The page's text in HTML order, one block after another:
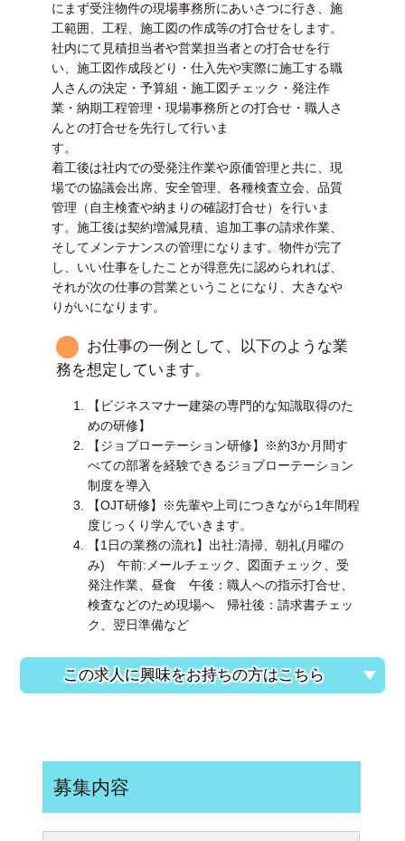
にまず受注物件の現場事務所にあいさつに行き、施
工範囲、工程、施工図の作成等の打合せをします。
社内にて見積担当者や営業担当者との打合せを行
い、施工図作成段どり・仕入先や実際に施工する職
人さんの決定・予算組・施工図チェック・発注作
業・納期工程管理・現場事務所との打合せ・職人さ
んとの打合せを先行して行いま
す。
着工後は社内での受発注作業や原価管理と共に、現
場での協議会出席、安全管理、各種検査立会、品質
管理（自主検査や納まりの確認打合せ）を行いま
す。施工後は契約増減見積、追加工事の請求作業、
そしてメンテナンスの管理になります。物件が完了
し、いい仕事をしたことが得意先に認められれば、
それが次の仕事の営業ということになり、大きなや
りがいになります。
お仕事の一例として、以下のような業
務を想定しています。
【ビジネスマナー建築の専門的な知識取得のた
めの研修】
【ジョブローテーション研修】※約3か月間す
べての部署を経験できるジョブローテーション
制度を導入
【OJT研修】※先輩や上司につきながら1年間程
度じっくり学んでいきます。
【1日の業務の流れ】出社:清掃、朝礼(月曜の
み) 午前:メールチェック、図面チェック、受
発注作業、昼食 午後：職人への指示打合せ、
検査などのため現場へ 帰社後：請求書チェッ
ク、翌日準備など
この求人に興味をお持ちの方はこちら
募集内容